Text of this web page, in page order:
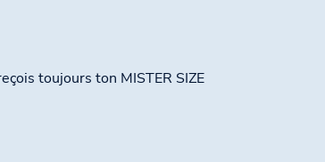
toujours ton MISTER SIZE